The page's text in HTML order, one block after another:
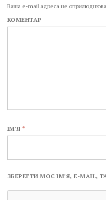
Ваша e-mail адреса не
КОМЕНТАР
ІМ'Я*
ЗБЕРЕГТИ МОЄ ІМ'Я, E-